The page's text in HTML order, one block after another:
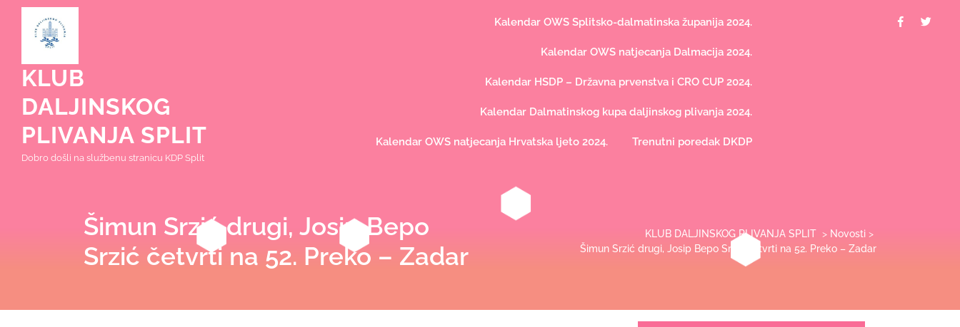
content
KLUB
DALJINSKOG
PLIVANJA SPLIT
Dobro došli na službenu stranicu KDP Split
Kalendar OWS Splitsko-dalmatinska županija 2024.
Kalendar OWS natjecanja Dalmacija 2024.
Kalendar HSDP – Državna prvenstva i CRO CUP 2024.
Kalendar Dalmatinskog kupa daljinskog plivanja 2024.
Kalendar OWS natjecanja Hrvatska ljeto 2024. Trenutni poredak DKDP
Facebook
Šimun Srzić drugi, Josip Bepo
Srzić četvrti na 52. Preko – Zadar
KLUB DALJINSKOG PLIVANJA SPLIT > Novosti >
Šimun Srzić drugi, Josip Bepo Srzić četvrti na 52. Preko – Zadar